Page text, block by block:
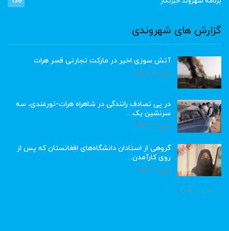
گزارش های شهروندی
آتش سوزی اخیر در مارکت تجارتی قصر هرات
ژوئن 22, 2023
در پی تصادف رانندگی در شاهراه هرات-تورغندی، سه
سرنشین یک…
ژوئن 15, 2023
گروهی از استادان دانشگاه‌های افغانستان که پس از
روی کارآمدن…
ژوئن 6, 2023
قبلی بعد